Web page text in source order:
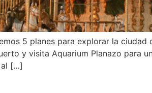
5 planes para explorar la
y visita Aquarium Planazo para
al […]